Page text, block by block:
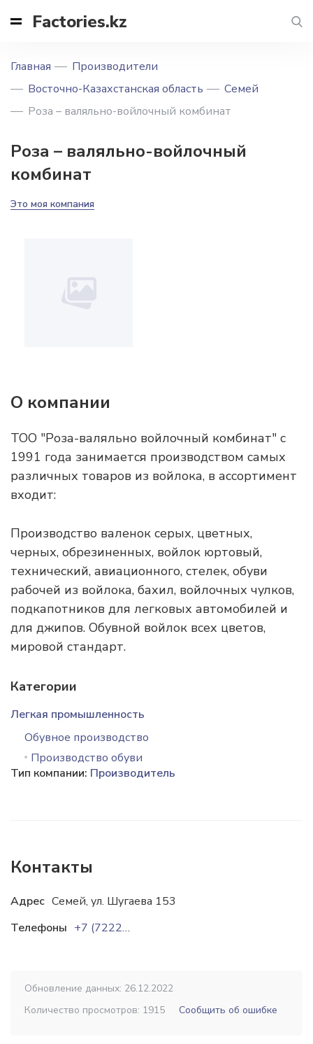
Factories.kz
Главная
Производители
Восточно-Казахстанская область
Семей
Роза – валяльно-войлочный комбинат
Роза – валяльно-войлочный
комбинат
Это моя компания
О компании
ТОО "Роза-валяльно войлочный комбинат" с
1991 года занимается производством самых
различных товаров из войлока, в ассортимент
входит:
Производство валенок серых, цветных,
черных, обрезиненных, войлок юртовый,
технический, авиационного, стелек, обуви
рабочей из войлока, бахил, войлочных чулков,
подкапотников для легковых автомобилей и
для джипов. Обувной войлок всех цветов,
мировой стандарт.
Категории
Легкая промышленность
Обувное производство
Производство обуви
Тип компании: Производитель
Контакты
Адрес Семей, ул. Шугаева 153
Телефоны
+7 (7222) 53-17-05
Обновление данных: 26.12.2022
Количество просмотров: 1915
Сообщить об ошибке